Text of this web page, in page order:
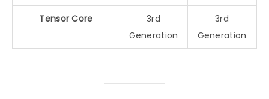
Tensor Core
3rd
Generation
3rd
Generation